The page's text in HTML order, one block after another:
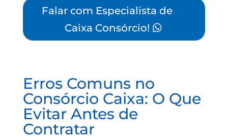
Falar com Especialista de
Caixa Consórcio!
Erros Comuns no
Consórcio Caixa: O Que
Evitar Antes de
Contratar